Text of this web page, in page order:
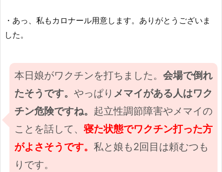
・あっ、私もカロナール用意します。ありがとうございま
した。
本日娘がワクチンを打ちました。 会場で倒れ
たそうです。 やっぱり メマイがある人はワク
チン危険ですね。 起立性調節障害やメマイの
ことを話して、寝た状態でワクチン打った方
がよさそうです。 私と娘も2回目は頼むつも
りです。